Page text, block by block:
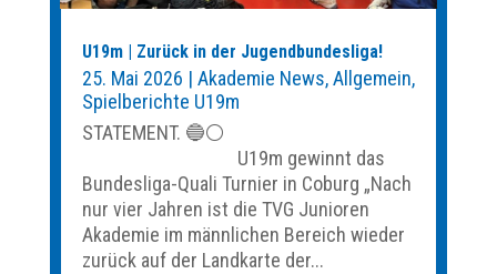
U19m | Zurück in der Jugendbundesliga!
25. Mai 2026 | Akademie News,Allgemein,
Spielberichte U19m
STATEMENT. 🔵⚪️
U19m gewinnt das
Bundesliga-Quali Turnier in Coburg „Nach
nur vier Jahren ist die TVG Junioren
Akademie im männlichen Bereich wieder
zurück auf der Landkarte der...